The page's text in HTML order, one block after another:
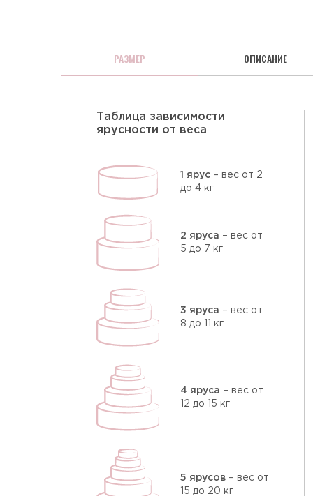
РАЗМЕР ОПИСАНИЕ
Таблица зависимости
ярусности от веса
1 ярус – вес от 2
до 4 кг
2 яруса – вес от
5 до 7 кг
3 яруса – вес от
8 до 11 кг
4 яруса – вес от
12 до 15 кг
5 ярусов – вес от
15 до 20 кг